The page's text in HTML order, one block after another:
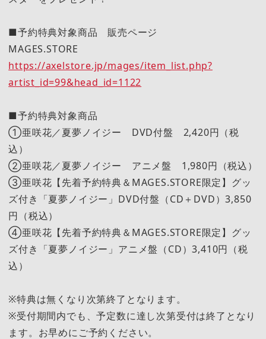
■予約特典対象商品 販売ページ
MAGES.STORE
https://axelstore.jp/mages/item_list.php?
artist_id=99&head_id=1122
■予約特典対象商品
①亜咲花／夏夢ノイジー DVD付盤 2,420円（税
込）
②亜咲花／夏夢ノイジー アニメ盤 1,980円（税込）
③亜咲花【先着予約特典＆MAGES.STORE限定】グッ
ズ付き「夏夢ノイジー」DVD付盤（CD＋DVD）3,850
円（税込）
④亜咲花【先着予約特典＆MAGES.STORE限定】グッ
ズ付き「夏夢ノイジー」アニメ盤（CD）3,410円（税
込）
※特典は無くなり次第終了となります。
※受付期間内でも、予定数に達し次第受付は終了となり
ます。お早めにご予約ください。